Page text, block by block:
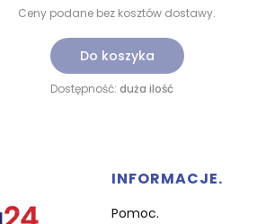
Ceny podane bez kosztów dostawy.
Do koszyka
Dostępność: duża ilość
Linki w stopce
INFORMACJE.
Pomoc.